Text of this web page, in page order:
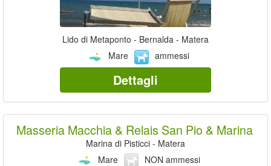
Lido di Metaponto - Bernalda - Matera
Mare
ammessi
Dettagli
Masseria Macchia & Relais San Pio & Marina
Marina di Pisticci - Matera
Mare
NON ammessi